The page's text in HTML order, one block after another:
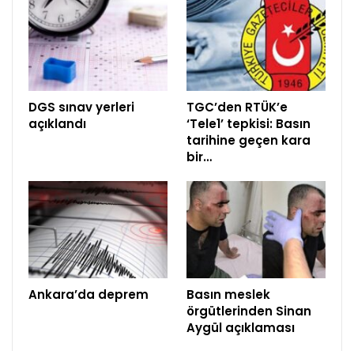
DGS sınav yerleri
açıklandı
TGC’den RTÜK’e
‘Tele1’ tepkisi: Basın
tarihine geçen kara
bir…
Ankara’da deprem
Basın meslek
örgütlerinden Sinan
Aygül açıklaması